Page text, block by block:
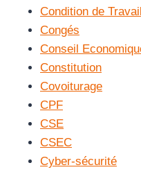
Condition de Travail
Congés
Conseil
Constitution
Covoiturage
CPF
CSE
CSEC
Cyber-sécurité